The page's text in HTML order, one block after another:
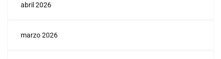
abril 2026
marzo 2026